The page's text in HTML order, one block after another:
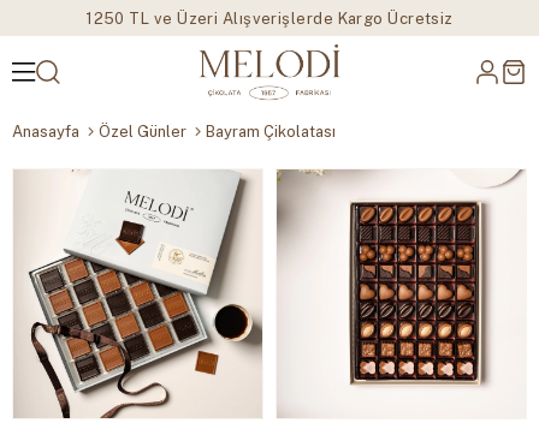
1250 TL ve Üzeri Alışverişlerde Kargo Ücretsiz
Anasayfa Özel Günler Bayram Çikolatası